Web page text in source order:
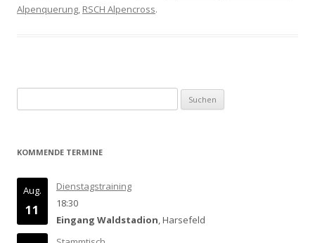
Alpenquerung, RSCH Alpencross.
nach:
KOMMENDE TERMINE
Aug.
11
Dienstagstraining
18:30
Eingang Waldstadion, Harsefeld